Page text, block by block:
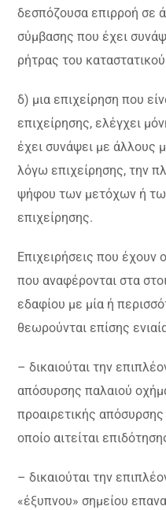
δεσπόζουσα επιρροή σε
σύμβασης που έχει
ρήτρας του
δ) μια επιχείρηση που
επιχείρησης, ελέγχει
έχει συνάψει με άλλους
λόγω επιχείρησης, την
ψήφου των μετόχων ή
επιχείρησης.
Επιχειρήσεις που έχουν
που αναφέρονται στα
εδαφίου με μία ή
θεωρούνται επίσης
– δικαιούται την
απόσυρσης παλαιού
προαιρετικής
οποίο αιτείται
– δικαιούται την
«έξυπνου» σημείου